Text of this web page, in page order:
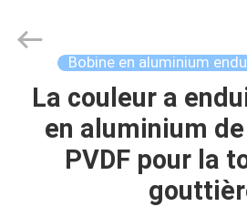
MAISON
PRODUITS
Yongsheng
Aluminum
Reserved.
Bobine en aluminium
La couleur a
en aluminium
PVDF pour la